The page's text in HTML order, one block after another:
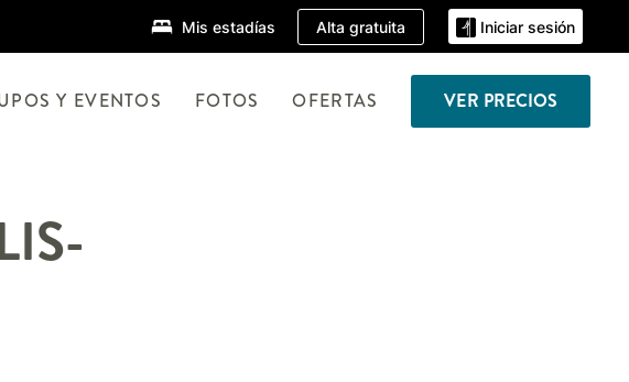
Mis estadías Alta gratuita Iniciar sesión
Y EVENTOS FOTOS OFERTAS VER PRECIOS